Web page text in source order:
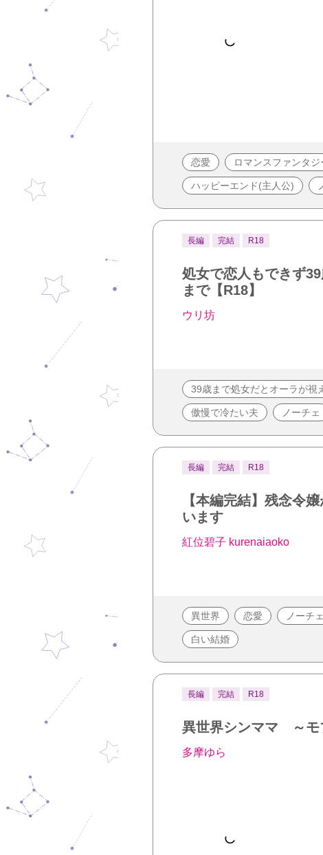
恋愛 ロマンスファンタジ
ハッピーエンド(主人公)
長編 完結 R18
処女で恋人もできず
まで【R18】
ウリ坊
39歳まで処女だとオーラが視
傲慢で冷たい夫 ノーチェ
長編 完結 R18
【本編完結】残念令
います
紅位碧子 kurenaiaoko
異世界 恋愛 ノーチェ
白い結婚
長編 完結 R18
異世界シンママ ～モ
多摩ゆら